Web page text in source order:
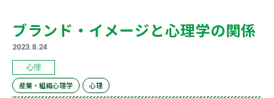
ブランド・イメージと心理学の関係
2023.8.24
心理
産業・組織心理学 心理